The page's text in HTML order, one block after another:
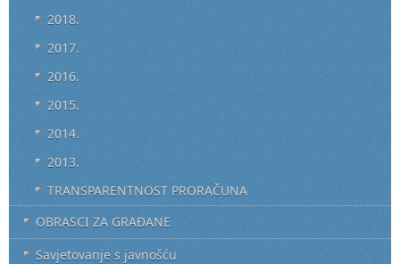
2018.
2017.
2016.
2015.
2014.
2013.
TRANSPARENTNOST PRORAČUNA
OBRASCI ZA GRAĐANE
Savjetovanje s javnošću